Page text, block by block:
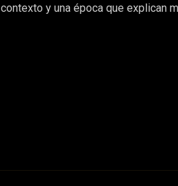
contexto y una época que explican